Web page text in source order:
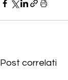
Post correlati